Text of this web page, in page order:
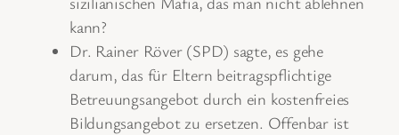
kann?
Dr. Rainer Röver (SPD) sagte, es gehe
darum, das für Eltern beitragspflichtige
Betreuungsangebot durch ein kostenfreies
Bildungsangebot zu ersetzen. Offenbar ist